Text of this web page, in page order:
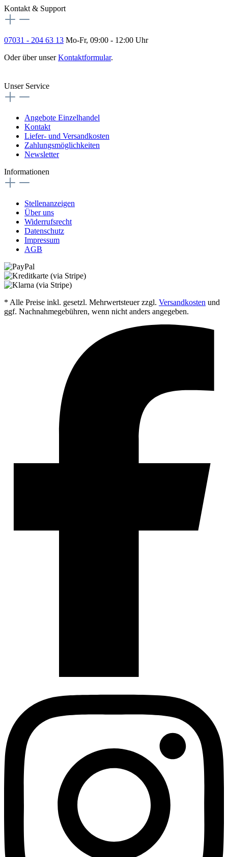
Kontakt & Support
07031 - 204 63 13 Mo-Fr, 09:00 - 12:00 Uhr
Oder über unserKontaktformular.
Unser Service
Angebote Einzelhandel
Kontakt
Liefer- und Versandkosten
Zahlungsmöglichkeiten
Newsletter
Informationen
Stellenanzeigen
Über uns
Widerrufsrecht
Datenschutz
Impressum
AGB
* Alle Preise inkl. gesetzl. Mehrwertsteuer zzgl. Versandkosten und
ggf. Nachnahmegebühren, wenn nicht anders angegeben.